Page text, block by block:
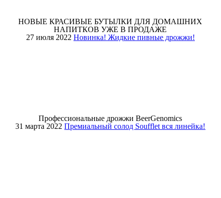
НОВЫЕ КРАСИВЫЕ БУТЫЛКИ ДЛЯ ДОМАШНИХ
НАПИТКОВ УЖЕ В ПРОДАЖЕ
27 июля 2022 Новинка! Жидкие пивные дрожжи!
Профессиональные дрожжи BeerGenomics
31 марта 2022 Премиальный солод Soufflet вся линейка!